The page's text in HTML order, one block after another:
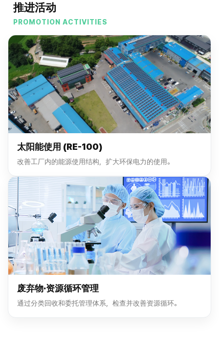
推进活动
PROMOTION ACTIVITIES
太阳能使用 (RE-100)
改善工厂内的能源使用结构，扩大环保电力的使用。
废弃物·资源循环管理
通过分类回收和委托管理体系，检查并改善资源循环。